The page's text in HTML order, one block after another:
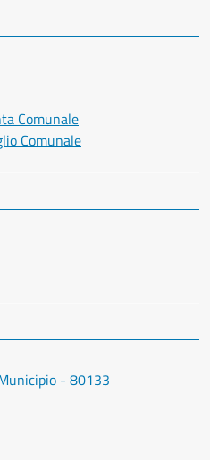
Comunale
Comunale
- 80133